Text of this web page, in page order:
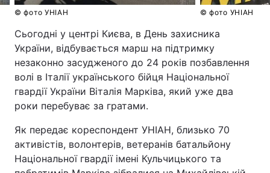
© фото УНІАН © фото УНІАН
Сьогодні у центрі Києва, в День захисника
України, відбувається марш на підтримку
незаконно засудженого до 24 років позбавлення
волі в Італії українського бійця Національної
гвардії України Віталія Марківа, який уже два
роки перебуває за гратами.
Як передає кореспондент УНІАН, близько 70
активістів, волонтерів, ветеранів батальйону
Національної гвардії імені Кульчицького та